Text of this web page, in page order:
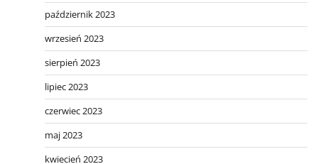
październik 2023
wrzesień 2023
sierpień 2023
lipiec 2023
czerwiec 2023
maj 2023
kwiecień 2023